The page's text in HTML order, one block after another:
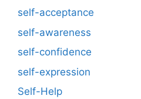
self-acceptance
self-awareness
self-confidence
self-expression
Self-Help